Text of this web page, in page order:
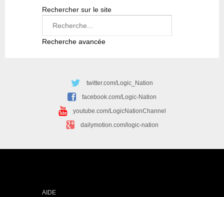
Rechercher sur le site
Recherche avancée
twitter.com/Logic_Nation
facebook.com/Logic-Nation
youtube.com/LogicNationChannel
dailymotion.com/logic-nation
AIDE